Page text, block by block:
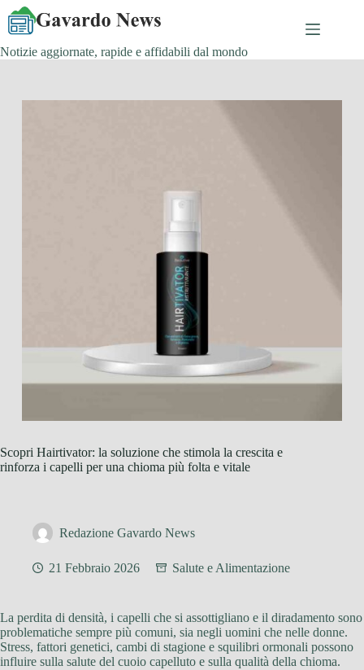
Salta
contenuto
Notizie aggiornate, rapide e affidabili dal mondo
Scopri Hairtivator: la soluzione che stimola la crescita e
rinforza i capelli per una chioma più folta e vitale
Redazione Gavardo News
21 Febbraio 2026 Salute e Alimentazione
La perdita di densità, i capelli che si assottigliano e il diradamento sono
problematiche sempre più comuni, sia negli uomini che nelle donne.
Stress, fattori genetici, cambi di stagione e squilibri ormonali possono
influire sulla salute del cuoio capelluto e sulla qualità della chioma.